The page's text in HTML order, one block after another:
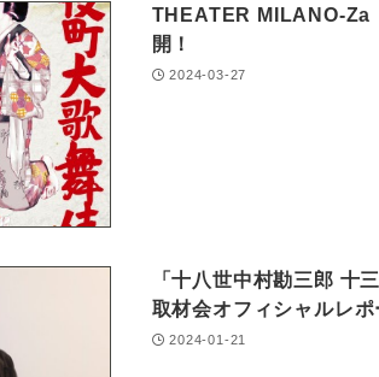
THEATER MILANO-Za
開！
2024-03-27
「十八世中村勘三郎 十
取材会オフィシャルレポ
2024-01-21